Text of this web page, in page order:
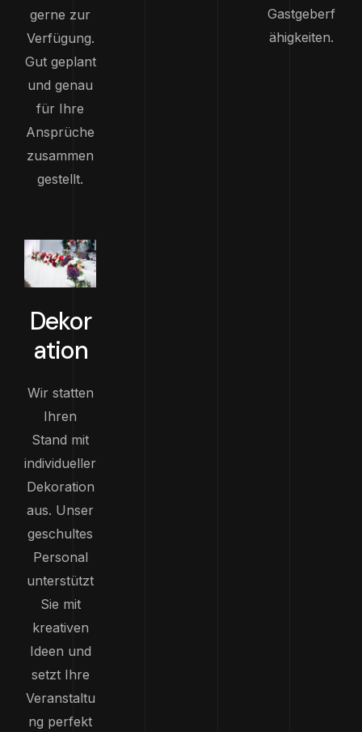
gerne zur
Verfügung.
Gut geplant
und genau
für Ihre
Ansprüche
zusammen
gestellt.
Gastgeberf
ähigkeiten.
Dekor
ation
Wir statten
Ihren
Stand mit
individueller
Dekoration
aus. Unser
geschultes
Personal
unterstützt
Sie mit
kreativen
Ideen und
setzt Ihre
Veranstaltu
ng perfekt